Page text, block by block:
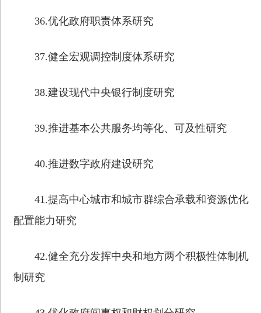
36.优化政府职责体系研究
37.健全宏观调控制度体系研究
38.建设现代中央银行制度研究
39.推进基本公共服务均等化、可及性研究
40.推进数字政府建设研究
41.提高中心城市和城市群综合承载和资源优化
配置能力研究
42.健全充分发挥中央和地方两个积极性体制机
制研究